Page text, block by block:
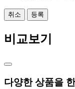
취소 등록
비교보기
다양한 상품을